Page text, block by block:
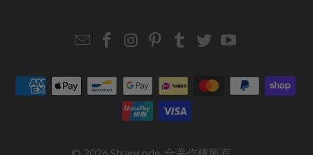
EmailStrapcode
Facebook
Strapcode
Instagram
Strapcode
Pinterest
Strapcode
Tumblr
Strapcode
TwitterYouTube